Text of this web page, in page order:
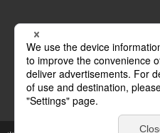
グループ会社
テレビ朝日